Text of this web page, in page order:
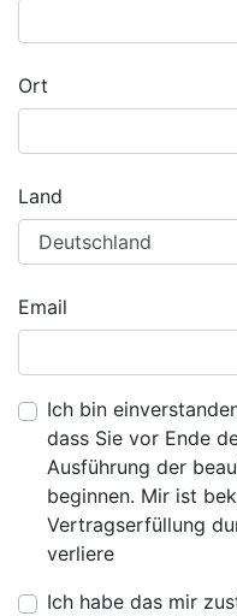
Ort
Land
Email
Ich bin
dass Sie vor Ende
Ausführung der
beginnen. Mir ist
Vertragserfüllung
verliere
Ich habe das mir